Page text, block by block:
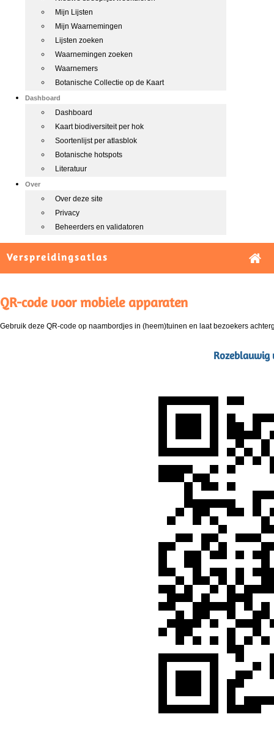
Mijn Lijsten
Mijn Waarnemingen
Lijsten zoeken
Waarnemingen zoeken
Waarnemers
Botanische Collectie op de Kaart
Dashboard
Dashboard
Kaart biodiversiteit per hok
Soortenlijst per atlasblok
Botanische hotspots
Literatuur
Over
Over deze site
Privacy
Beheerders en validatoren
Verspreidingsatlas
QR-code voor mobiele apparaten
Gebruik deze QR-code op naambordjes in (heem)tuinen en laat bezoekers
Rozeblauwig